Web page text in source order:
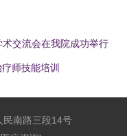
交流会在我院成功举行
师技能培训
民南路三段14号